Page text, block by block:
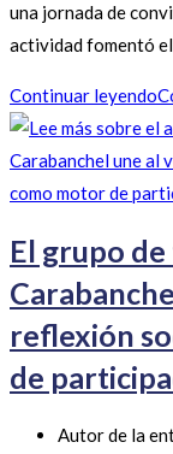
una jornada de
actividad fomentó
Continuar leyendo
El grupo de
reflexión
de
Autor de la